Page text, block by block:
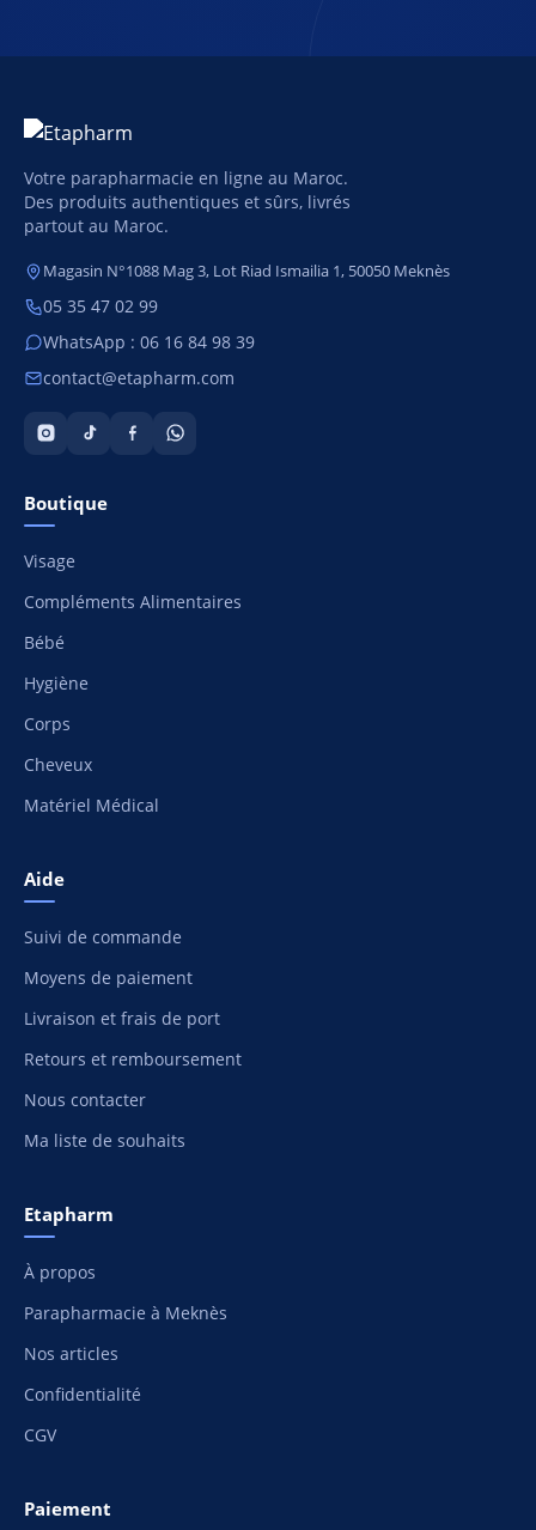
Votre parapharmacie en ligne au Maroc.
Des produits authentiques et sûrs, livrés
partout au Maroc.
Magasin N°1088 Mag 3, Lot Riad Ismailia 1, 50050 Meknès
05 35 47 02 99
WhatsApp : 06 16 84 98 39
contact@etapharm.com
Boutique
Visage
Compléments Alimentaires
Bébé
Hygiène
Corps
Cheveux
Matériel Médical
Aide
Suivi de commande
Moyens de paiement
Livraison et frais de port
Retours et remboursement
Nous contacter
Ma liste de souhaits
Etapharm
À propos
Parapharmacie à Meknès
Nos articles
Confidentialité
CGV
Paiement